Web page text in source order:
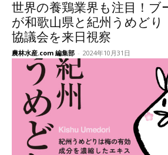
世界の養鶏業界も注目！ブ
が和歌山県と紀州うめど
協議会を来日視察
農林水産.com 編集部 - 2024年10月31日